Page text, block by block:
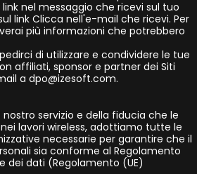
nel messaggio che ricevi sul tuo
link Clicca nell'e-mail che ricevi. Per
più informazioni che potrebbero
di utilizzare e condividere le tue
affiliati, sponsor e partner dei Siti
a dpo@izesoft.com.
servizio e della fiducia che le
lavori wireless, adottiamo tutte le
necessarie per garantire che il
sia conforme al Regolamento
dei dati (Regolamento (UE)